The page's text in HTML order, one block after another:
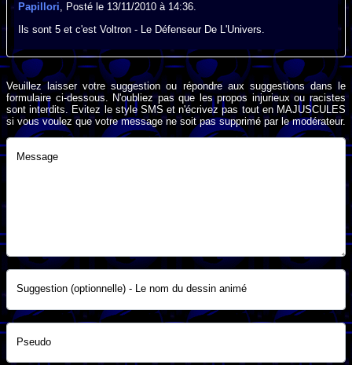
Papillori, Posté le 13/11/2010 à 14:36.
Ils sont 5 et c'est Voltron - Le Défenseur De L'Univers.
Veuillez laisser votre suggestion ou répondre aux suggestions dans le
formulaire ci-dessous. N'oubliez pas que les propos injurieux ou racistes
sont interdits. Evitez le style SMS et n'écrivez pas tout en MAJUSCULES
si vous voulez que votre message ne soit pas supprimé par le modérateur.
Message
Suggestion (optionnelle) - Le nom du dessin animé
Pseudo